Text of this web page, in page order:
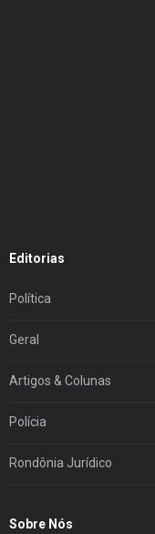
Editorias
Política
Geral
Artigos & Colunas
Polícia
Rondônia Jurídico
Sobre Nós